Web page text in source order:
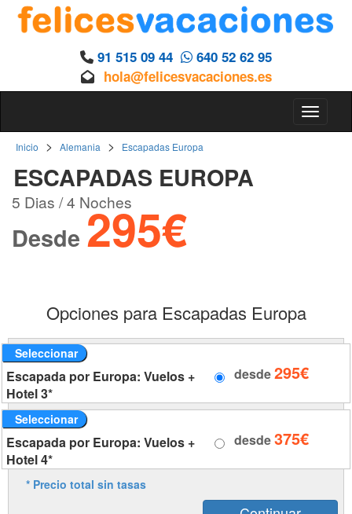
91 515 09 44
640 52 62 95
hola@felicesvacaciones.es
Inicio > Alemania > Escapadas Europa
ESCAPADAS EUROPA
5 Dias / 4 Noches
Desde 295€
Opciones para Escapadas Europa
Seleccionar
Escapada por Europa: Vuelos +
Hotel 3*
desde295€
Seleccionar
Escapada por Europa: Vuelos +
Hotel 4*
desde375€
* Precio total sin tasas